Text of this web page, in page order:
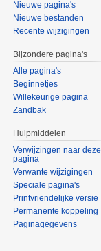
Nieuwe pagina's
Nieuwe bestanden
Recente wijzigingen
Bijzondere pagina's
Alle pagina's
Beginnetjes
Willekeurige pagina
Zandbak
Hulpmiddelen
Verwijzingen naar deze
pagina
Verwante wijzigingen
Speciale pagina's
Printvriendelijke versie
Permanente koppeling
Paginagegevens